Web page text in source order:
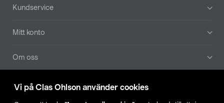
Vi på Clas Ohlson använder cookies
Sidfot
Kundservice
Mitt konto
Om oss
Aktuellt